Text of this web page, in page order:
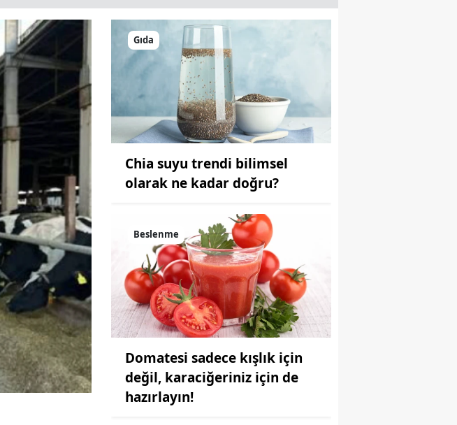
Gıda
Chia suyu trendi bilimsel
olarak ne kadar doğru?
Beslenme
Domatesi sadece kışlık için
değil, karaciğeriniz için de
hazırlayın!